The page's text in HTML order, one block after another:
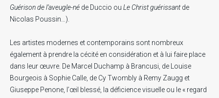
Guérison de l’aveugle-né de Duccio ou Le Christ guérissantde
Nicolas Poussin…).
Les artistes modernes et contemporains sont nombreux
également à prendre la cécité en considération et à lui faire place
dans leur œuvre. De Marcel Duchamp à Brancusi, de Louise
Bourgeois à Sophie Calle, de Cy Twombly à Remy Zaugg et
Giuseppe Penone, l’œil blessé, la déficience visuelle ou le « regard
RECHERCHE EN COURS
...